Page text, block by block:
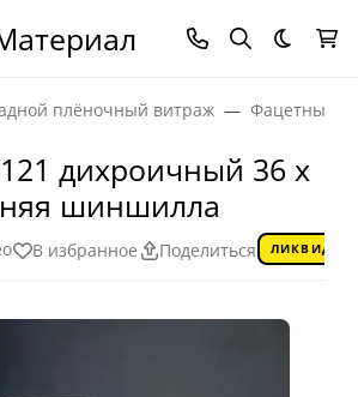
Темная
плёночный витраж Фацетные
дихроичный 36 х
шиншилла
В избранное Поделиться